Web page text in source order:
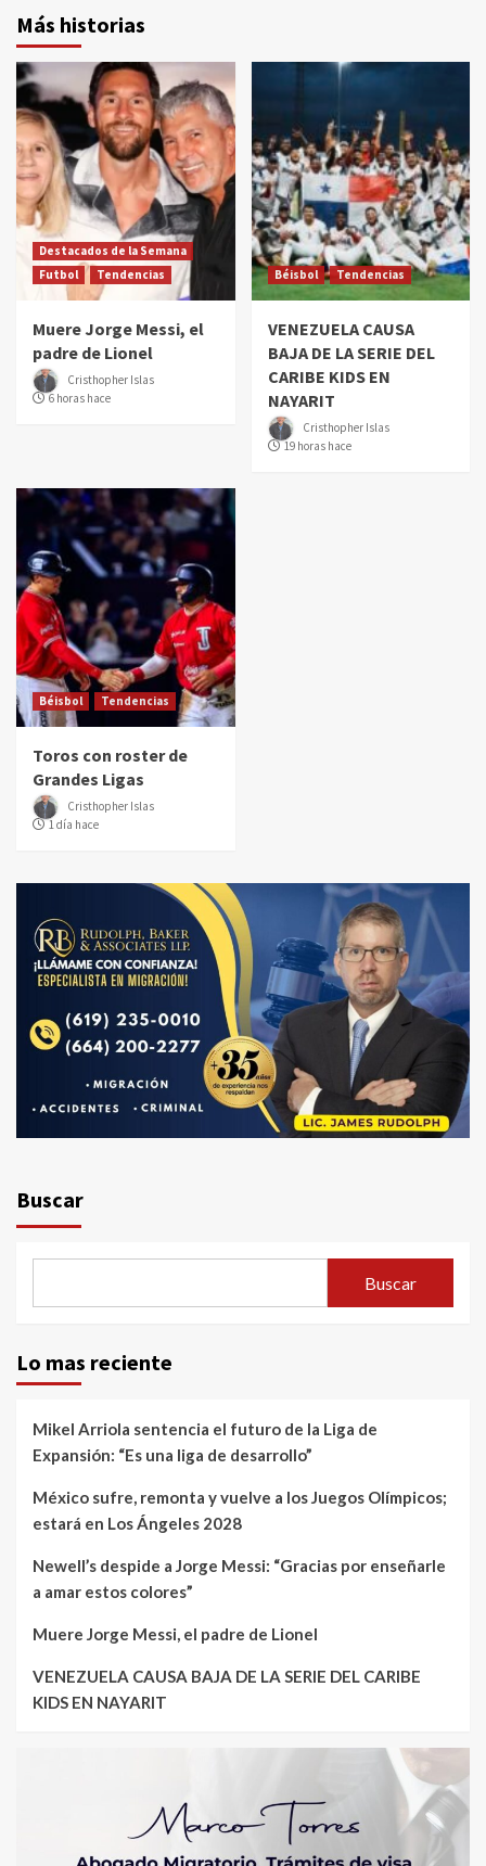
Más historias
Destacados de la Semana
Futbol
Tendencias
Muere Jorge Messi, el
padre de Lionel
Cristhopher Islas
6 horas hace
Béisbol Tendencias
VENEZUELA CAUSA
BAJA DE LA SERIE DEL
CARIBE KIDS EN
NAYARIT
Cristhopher Islas
19 horas hace
Béisbol Tendencias
Toros con roster de
Grandes Ligas
Cristhopher Islas
1 día hace
Buscar
Buscar
Lo mas reciente
Mikel Arriola sentencia el futuro de la Liga de
Expansión: “Es una liga de desarrollo”
México sufre, remonta y vuelve a los Juegos Olímpicos;
estará en Los Ángeles 2028
Newell’s despide a Jorge Messi: “Gracias por enseñarle
a amar estos colores”
Muere Jorge Messi, el padre de Lionel
VENEZUELA CAUSA BAJA DE LA SERIE DEL CARIBE
KIDS EN NAYARIT